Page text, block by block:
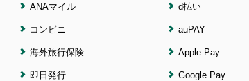
ANAマイル
コンビニ
海外旅行保険
即日発行
d払い
auPAY
Apple Pay
Google Pay